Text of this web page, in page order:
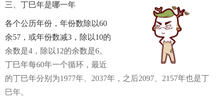
三、丁巳年是哪一年
各个公历年份，年份数除以60
余57，或年份数减3，除以10的
余数是4，除以12的余数是6。
丁巳年每60年一个循环，最近
的丁巳年分别为1977年、2037年，之后2097、2157年也是丁
巳年。